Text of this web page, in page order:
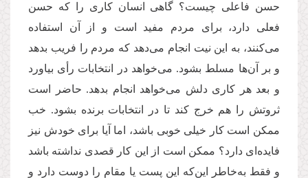
حسن فاعلی چیست؟ گاهی انسان کاری را که حسن
فعلی دارد، برای مردم مفید است و از آن استفاده
می‌کنند، به این نیت انجام می‌دهد که مردم را فریب بدهد
و بر آن‌ها مسلط بشود. می‌خواهد در انتخابات رأی بیاورد
و بعد هر کاری دلش می‌خواهد انجام بدهد. حاضر است
ثروتش را هم خرج کند تا در انتخابات برنده بشود. خب
ممکن است کار خیلی خوبی باشد، اما آیا برای خودش نیز
فایده‌ای دارد؟ ممکن است از این کار قصدی نداشته باشد
و فقط به‌خاطر این‌که این پست یا مقام را دوست دارد و